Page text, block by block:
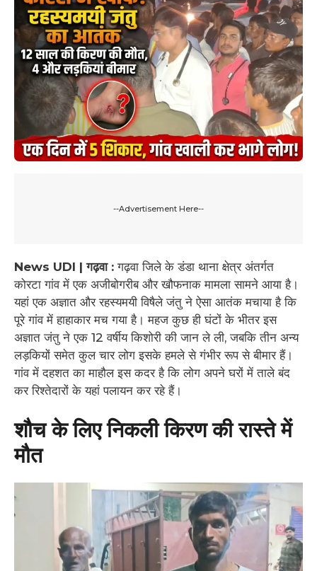
--Advertisement Here--
News UDI | गढ़वा : गढ़वा जिले के डंडा थाना क्षेत्र अंतर्गत
कोरटा गांव में एक अजीबोगरीब और खौफनाक मामला सामने आया है।
यहां एक अज्ञात और रहस्यमयी विषैले जंतु ने ऐसा आतंक मचाया है कि
पूरे गांव में हाहाकार मच गया है। महज कुछ ही घंटों के भीतर इस
अज्ञात जंतु ने एक 12 वर्षीय किशोरी की जान ले ली, जबकि तीन अन्य
लड़कियों समेत कुल चार लोग इसके हमले से गंभीर रूप से बीमार हैं।
गांव में दहशत का माहौल इस कदर है कि लोग अपने घरों में ताले बंद
कर रिश्तेदारों के यहां पलायन कर रहे हैं।
शौच के लिए निकली किरण की रास्ते में
मौत